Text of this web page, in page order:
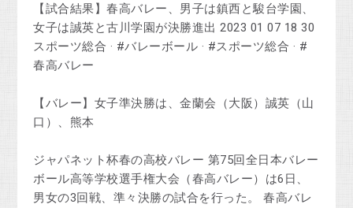
【試合結果】春高バレー、男子は鎮西と駿台学園、
女子は誠英と古川学園が決勝進出 2023 01 07 18 30
スポーツ総合 · #バレーボール · #スポーツ総合 · #
春高バレー
【バレー】女子準決勝は、金蘭会（大阪）誠英（山
口）、熊本
ジャパネット杯春の高校バレー 第75回全日本バレー
ボール高等学校選手権大会（春高バレー）は6日、
男女の3回戦、準々決勝の試合を行った。 春高バレ